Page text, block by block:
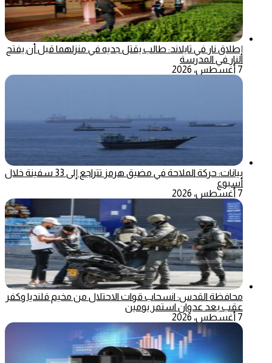
إطلاق نار في تايلاند: طالب يقتل جديه في منزلهما قبل أن يفتح
النار في المدرسة
7 أغسطس، 2026
بيانات: حركة الملاحة في مضيق هرمز تتراجع إلى 33 سفينة خلال
أسبوع
7 أغسطس، 2026
محافظة القدس: انسحاب قوات الاحتلال من مخيم قلنديا وكفر
عقب بعد عدوان استمر يومين
7 أغسطس، 2026